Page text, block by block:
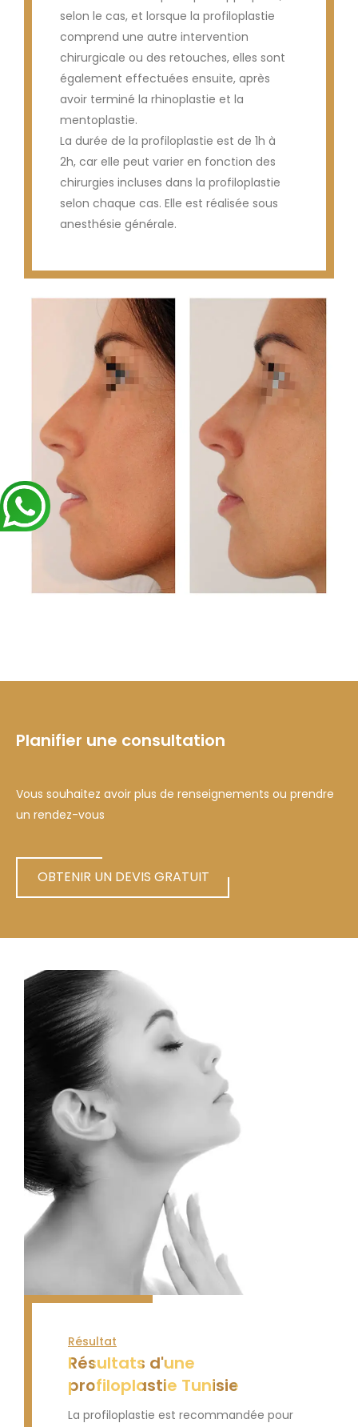
selon le cas, et lorsque la profiloplastie
comprend une autre intervention
chirurgicale ou des retouches, elles sont
également effectuées ensuite, après
avoir terminé la rhinoplastie et la
mentoplastie.
La durée de la profiloplastie est de 1h à
2h, car elle peut varier en fonction des
chirurgies incluses dans la profiloplastie
selon chaque cas. Elle est réalisée sous
anesthésie générale.
Planifier une consultation
Vous souhaitez avoir plus de renseignements ou prendre
un rendez-vous
OBTENIR UN DEVIS GRATUIT
Résultat
Résultats d'une
profiloplastie Tunisie
La profiloplastie est recommandée pour